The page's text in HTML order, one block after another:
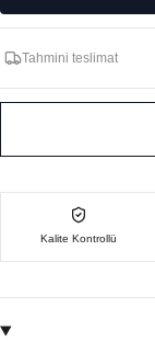
Tahmini teslimat
Kalite Kontrollü